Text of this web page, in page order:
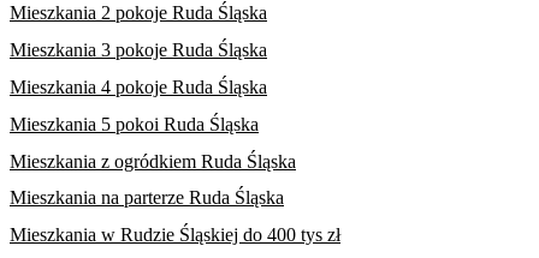
Mieszkania 2 pokoje Ruda Śląska
Mieszkania 3 pokoje Ruda Śląska
Mieszkania 4 pokoje Ruda Śląska
Mieszkania 5 pokoi Ruda Śląska
Mieszkania z ogródkiem Ruda Śląska
Mieszkania na parterze Ruda Śląska
Mieszkania w Rudzie Śląskiej do 400 tys zł